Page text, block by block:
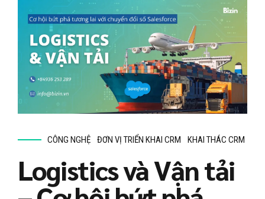
CÔNG NGHỆ ĐƠN VỊ TRIỂN KHAI CRM KHAI THÁC CRM
Logistics và Vận tải